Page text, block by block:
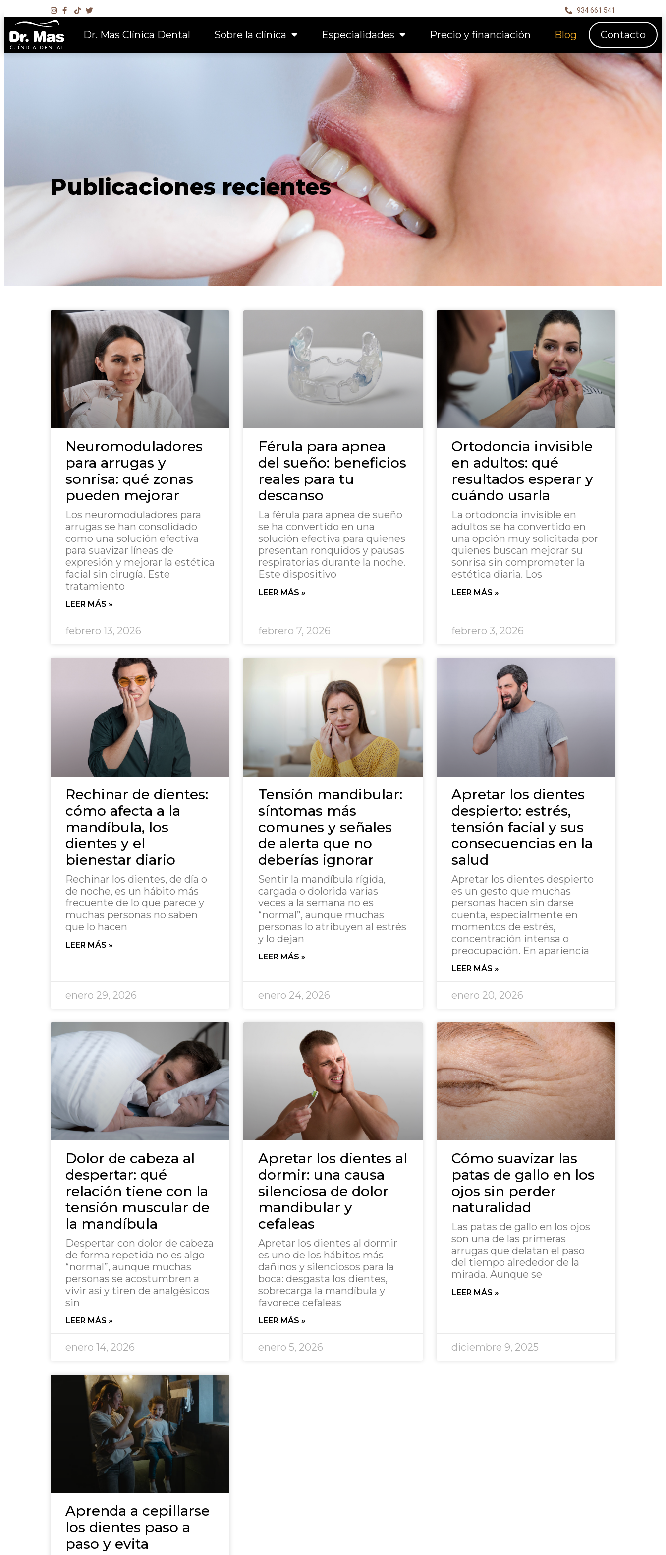
934 661 541
Dr. Mas Clínica Dental Sobre la clínica Especialidades Precio y financiación Blog Contacto
Publicaciones recientes
Neuromoduladores
para arrugas y
sonrisa: qué zonas
pueden mejorar
Los neuromoduladores para
arrugas se han consolidado
como una solución efectiva
para suavizar líneas de
expresión y mejorar la estética
facial sin cirugía. Este
tratamiento
LEER MÁS »
febrero 13, 2026
Férula para apnea
del sueño: beneficios
reales para tu
descanso
La férula para apnea de sueño
se ha convertido en una
solución efectiva para quienes
presentan ronquidos y pausas
respiratorias durante la noche.
Este dispositivo
LEER MÁS »
febrero 7, 2026
Ortodoncia invisible
en adultos: qué
resultados esperar y
cuándo usarla
La ortodoncia invisible en
adultos se ha convertido en
una opción muy solicitada por
quienes buscan mejorar su
sonrisa sin comprometer la
estética diaria. Los
LEER MÁS »
febrero 3, 2026
Rechinar de dientes:
cómo afecta a la
mandíbula, los
dientes y el
bienestar diario
Rechinar los dientes, de día o
de noche, es un hábito más
frecuente de lo que parece y
muchas personas no saben
que lo hacen
LEER MÁS »
enero 29, 2026
Tensión mandibular:
síntomas más
comunes y señales
de alerta que no
deberías ignorar
Sentir la mandíbula rígida,
cargada o dolorida varias
veces a la semana no es
“normal”, aunque muchas
personas lo atribuyen al estrés
y lo dejan
LEER MÁS »
enero 24, 2026
Apretar los dientes
despierto: estrés,
tensión facial y sus
consecuencias en la
salud
Apretar los dientes despierto
es un gesto que muchas
personas hacen sin darse
cuenta, especialmente en
momentos de estrés,
concentración intensa o
preocupación. En apariencia
LEER MÁS »
enero 20, 2026
Dolor de cabeza al
despertar: qué
relación tiene con la
tensión muscular de
la mandíbula
Despertar con dolor de cabeza
de forma repetida no es algo
“normal”, aunque muchas
personas se acostumbren a
vivir así y tiren de analgésicos
sin
LEER MÁS »
enero 14, 2026
Apretar los dientes al
dormir: una causa
silenciosa de dolor
mandibular y
cefaleas
Apretar los dientes al dormir
es uno de los hábitos más
dañinos y silenciosos para la
boca: desgasta los dientes,
sobrecarga la mandíbula y
favorece cefaleas
LEER MÁS »
enero 5, 2026
Cómo suavizar las
patas de gallo en los
ojos sin perder
naturalidad
Las patas de gallo en los ojos
son una de las primeras
arrugas que delatan el paso
del tiempo alrededor de la
mirada. Aunque se
LEER MÁS »
diciembre 9, 2025
Aprenda a cepillarse
los dientes paso a
paso y evita